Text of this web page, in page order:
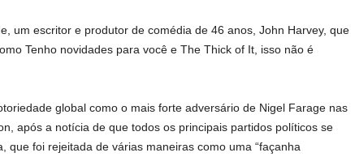
um escritor e produtor de comédia de 46 anos, John Harvey, que
Tenho novidades para você e The Thick of It, isso não é
global como o mais forte adversário de Nigel Farage nas
após a notícia de que todos os principais partidos políticos se
que foi rejeitada de várias maneiras como uma “façanha